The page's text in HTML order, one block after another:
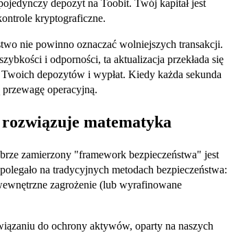
depozyt na Toobit. Twój kapitał jest
kryptograficzne.
nie powinno oznaczać wolniejszych transakcji.
i odporności, ta aktualizacja przekłada się
depozytów i wypłat. Kiedy każda sekunda
operacyjną.
matematyka
zamierzony "framework bezpieczeństwa" jest
na tradycyjnych metodach bezpieczeństwa:
zagrożenie (lub wyrafinowane
do ochrony aktywów, oparty na naszych